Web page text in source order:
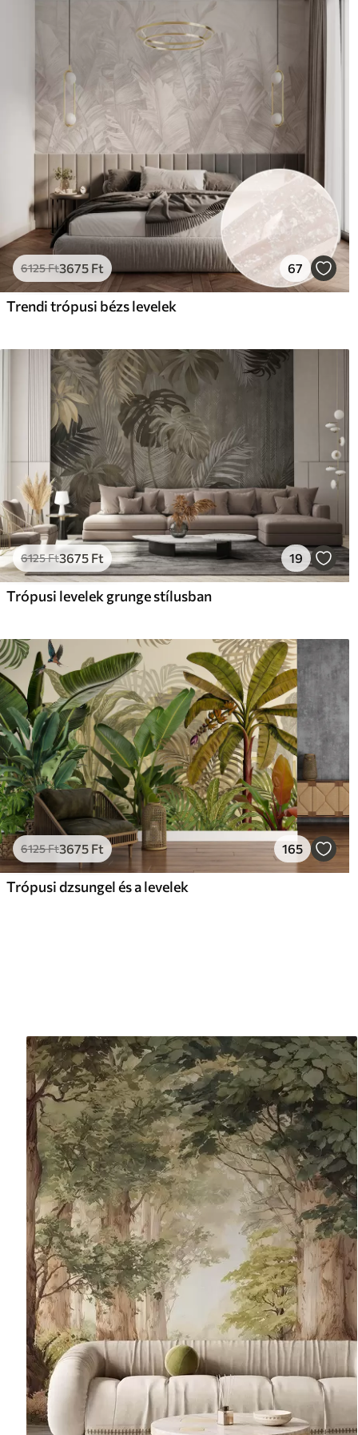
6125Ft3675 Ft 67
Trendi trópusi bézs levelek
6125Ft3675 Ft 19
Trópusi levelek grunge stílusban
6125Ft3675 Ft 165
Trópusi dzsungel és a levelek